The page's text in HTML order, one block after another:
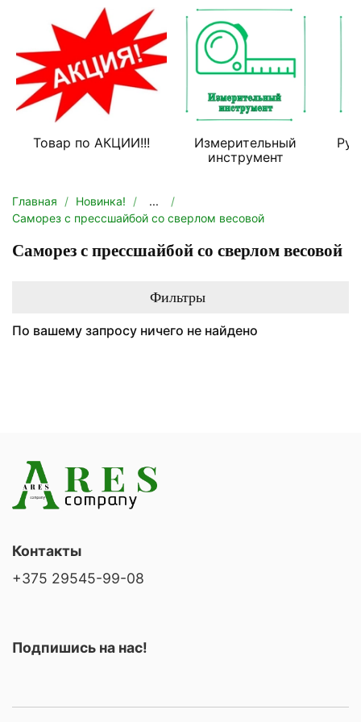
Товар по АКЦИИ!!!
Измерительный
инструмент
Главная Новинка!
...
Саморез с прессшайбой со сверлом весовой
Саморез с прессшайбой со сверлом весовой
Фильтры
По вашему запросу ничего не найдено
Контакты
+375 29545-99-08
Подпишись на нас!